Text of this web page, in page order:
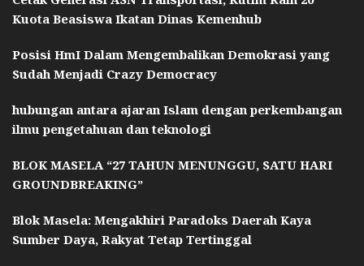
Kuota Beasiswa Ikatan Dinas Kemenhub
Posisi HmI Dalam Mengembalikan Demokrasi yang
Sudah Menjadi Crazy Democracy
hubungan antara ajaran Islam dengan perkembangan
ilmu pengetahuan dan teknologi
BLOK MASELA “27 TAHUN MENUNGGU, SATU HARI
GROUNDBREAKING”
Blok Masela: Mengakhiri Paradoks Daerah Kaya
Sumber Daya, Rakyat Tetap Tertinggal